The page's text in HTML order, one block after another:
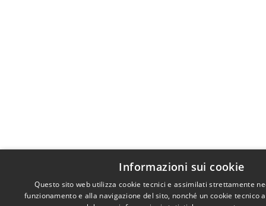
Informazioni sui cookie
Questo sito web utilizza cookie tecnici e assimilati strettamente
funzionamento e alla navigazione del sito, nonché un cookie tecnico